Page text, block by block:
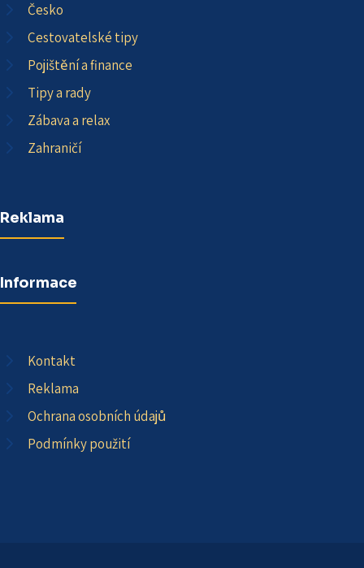
Česko
Cestovatelské tipy
Pojištění a finance
Tipy a rady
Zábava a relax
Zahraničí
Reklama
Informace
Kontakt
Reklama
Ochrana osobních údajů
Podmínky použití